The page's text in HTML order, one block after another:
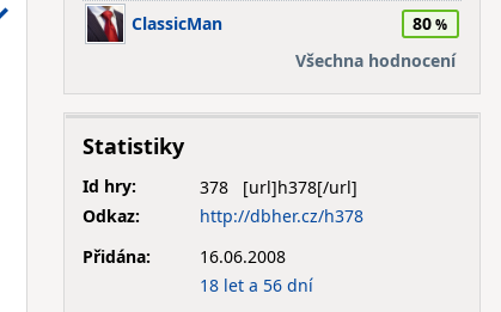
ClassicMan
80
Všechna hodnocení
Statistiky
Id hry:
378
Odkaz:
http://dbher.cz/h378
Přidána:
16.06.2008
18 let a 56 dní